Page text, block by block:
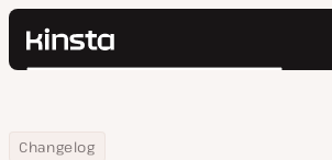
Kinsta®
Preise
Suchen
Home
Changelog
Verwalte die PHP-Threads und die